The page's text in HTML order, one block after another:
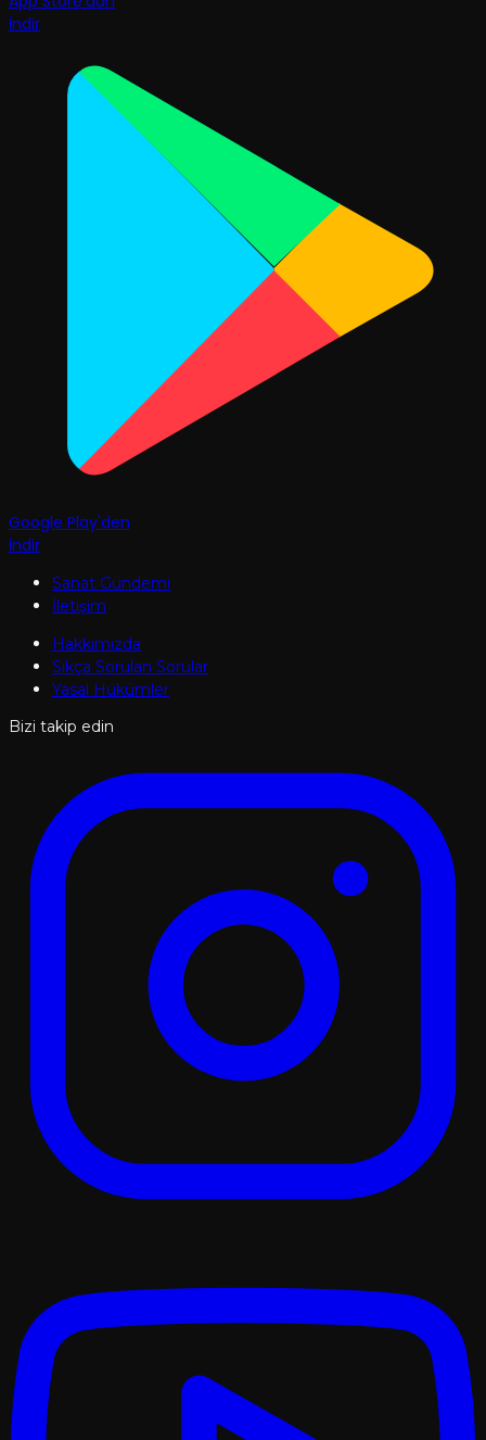
İndir
Google Play'den
İndir
Sanat Gündemi
İletişim
Hakkımızda
Sıkça Sorulan Sorular
Yasal Hükümler
Bizi takip edin